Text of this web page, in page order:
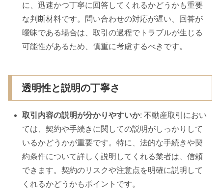
に、迅速かつ丁寧に回答してくれるかどうかも重要
な判断材料です。問い合わせの対応が遅い、回答が
曖昧である場合は、取引の過程でトラブルが生じる
可能性があるため、慎重に考慮するべきです。
透明性と説明の丁寧さ
取引内容の説明が分かりやすいか: 不動産取引におい
ては、契約や手続きに関しての説明がしっかりして
いるかどうかが重要です。特に、法的な手続きや契
約条件について詳しく説明してくれる業者は、信頼
できます。契約のリスクや注意点を明確に説明して
くれるかどうかもポイントです。